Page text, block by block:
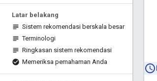
Latar belakang
Sistem rekomendasi berskala besar
Terminologi
Ringkasan sistem rekomendasi
Memeriksa pemahaman Anda